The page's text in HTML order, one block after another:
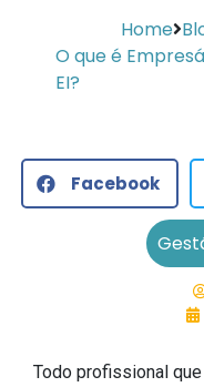
Home
O que é
EI?
Facebook
Todo profissional